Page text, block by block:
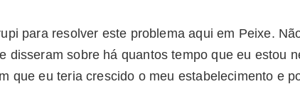
para resolver este problema aqui em Peixe.
disseram sobre há quantos tempo que eu estou
que eu teria crescido o meu estabelecimento e